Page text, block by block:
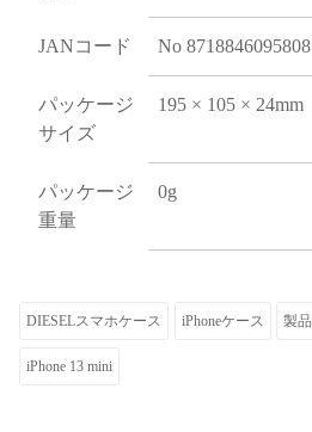
JANコード No 8718846095808
パッケージ
サイズ
195 × 105 × 24mm
パッケージ
重量
0g
DIESELスマホケース iPhoneケース 製品
iPhone 13 mini